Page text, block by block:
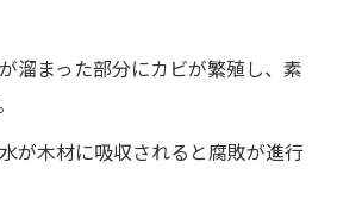
溜まった部分にカビが繁殖し、素
が木材に吸収されると腐敗が進行